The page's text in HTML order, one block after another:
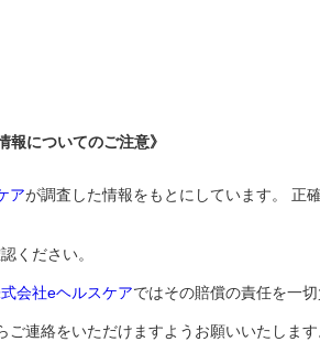
報についてのご注意》
アが調査した情報をもとにしています。 正
ください。
会社eヘルスケアではその賠償の責任を一
ご連絡をいただけますようお願いいたします